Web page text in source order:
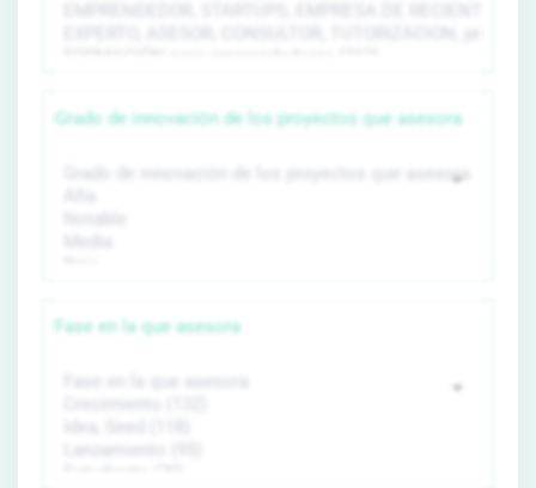
Grado de innovación de los proyectos que asesora
Fase en la que asesora